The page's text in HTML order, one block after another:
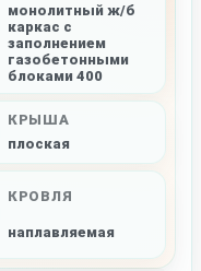
монолитный ж/б
каркас с
заполнением
газобетонными
блоками 400
КРЫША
плоская
КРОВЛЯ
наплавляемая